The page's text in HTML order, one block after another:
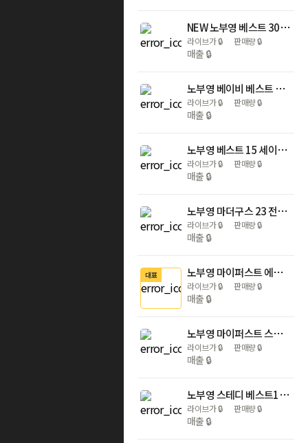
NEW 노부영 베스트 30 전권 세이펜 호환
라이브가🔒 판매량🔒
매출 🔒
노부영 베이비 베스트 세이펜 15
라이브가🔒 판매량🔒
매출 🔒
노부영 베스트 15 세이펜버전 (New)
라이브가🔒 판매량🔒
매출 🔒
노부영 마더구스 23 전권 (세이펜 호환)
라이브가🔒 판매량🔒
매출 🔒
대표 노부영 마이퍼스트 에릭칼 8종 / 베어 4종+베리 4종
라이브가🔒 판매량🔒
매출 🔒
노부영 마이퍼스트 스팟 (보드북 10권 + CD 1장 + 송카드 1장)
라이브가🔒 판매량🔒
매출 🔒
노부영 스테디 베스트15 (New)
라이브가🔒 판매량🔒
매출 🔒